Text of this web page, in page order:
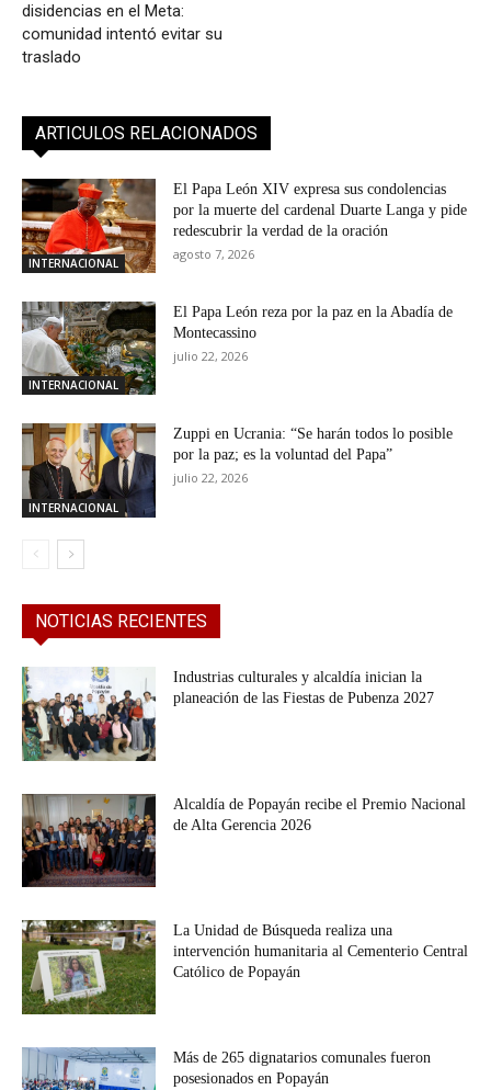
disidencias en el Meta:
comunidad intentó evitar su
traslado
ARTICULOS RELACIONADOS
INTERNACIONAL
El Papa León XIV expresa sus condolencias
por la muerte del cardenal Duarte Langa y pide
redescubrir la verdad de la oración
agosto 7, 2026
INTERNACIONAL
El Papa León reza por la paz en la Abadía de
Montecassino
julio 22, 2026
INTERNACIONAL
Zuppi en Ucrania: “Se harán todos lo posible
por la paz; es la voluntad del Papa”
julio 22, 2026
NOTICIAS RECIENTES
Industrias culturales y alcaldía inician la
planeación de las Fiestas de Pubenza 2027
Alcaldía de Popayán recibe el Premio Nacional
de Alta Gerencia 2026
La Unidad de Búsqueda realiza una
intervención humanitaria al Cementerio Central
Católico de Popayán
Más de 265 dignatarios comunales fueron
posesionados en Popayán